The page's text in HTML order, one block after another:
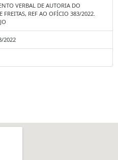
VERBAL DE AUTORIA DO
FREITAS, REF AO OFÍCIO 383/2022.
2022